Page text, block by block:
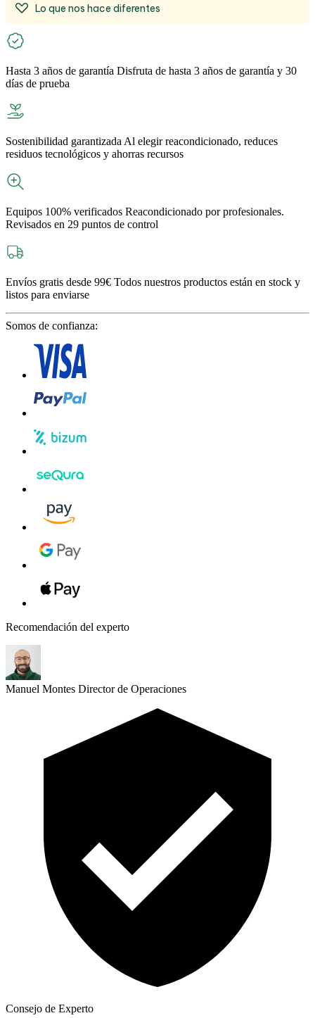
Lo que nos hace diferentes
Hasta 3 años de garantía Disfruta de hasta 3 años de garantía y 30
días de prueba
Sostenibilidad garantizada Al elegir reacondicionado, reduces
residuos tecnológicos y ahorras recursos
Equipos 100% verificados Reacondicionado por profesionales.
Revisados en 29 puntos de control
Envíos gratis desde 99€ Todos nuestros productos están en stock y
listos para enviarse
Somos de confianza:
Recomendación del experto
Manuel Montes Director de Operaciones
Consejo de Experto